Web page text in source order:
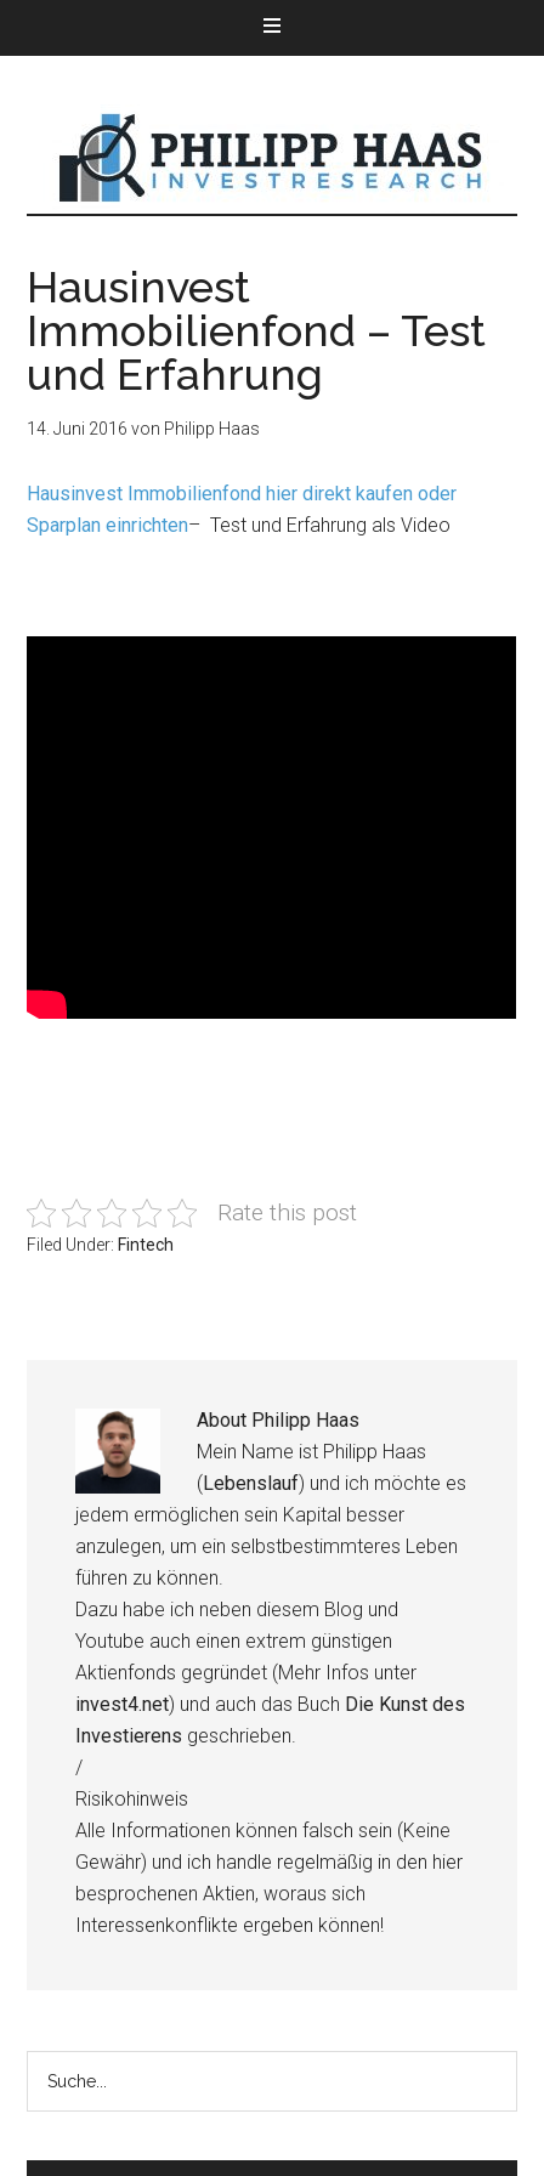
Hausinvest
Immobilienfond – Test
und Erfahrung
14. Juni 2016 von Philipp Haas
Hausinvest Immobilienfond hier direkt kaufen oder
Sparplan einrichten– Test und Erfahrung als Video
Rate this post
Filed Under: Fintech
About Philipp Haas
Mein Name ist Philipp Haas
(Lebenslauf) und ich möchte es
jedem ermöglichen sein Kapital besser
anzulegen, um ein selbstbestimmteres Leben
führen zu können.
Dazu habe ich neben diesem Blog und
Youtube auch einen extrem günstigen
Aktienfonds gegründet (Mehr Infos unter
invest4.net) und auch das Buch Die Kunst des
Investierens geschrieben.
/
Risikohinweis
Alle Informationen können falsch sein (Keine
Gewähr) und ich handle regelmäßig in den hier
besprochenen Aktien, woraus sich
Interessenkonflikte ergeben können!